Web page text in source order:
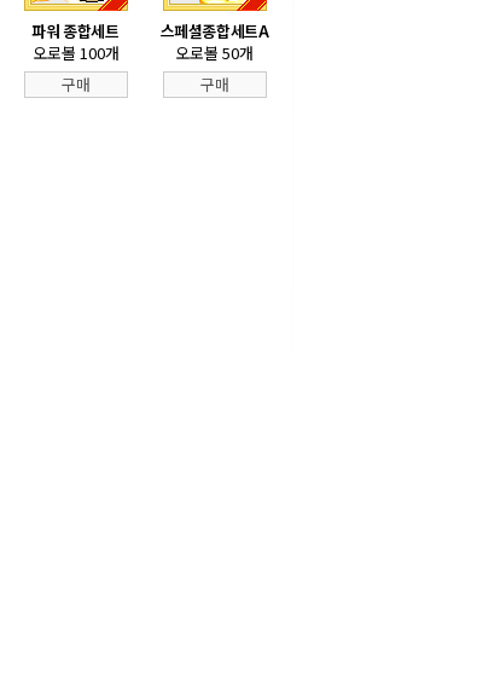
파워 종합세트
오로볼 100개
구매
스페셜종합세트A
오로볼 50개
구매